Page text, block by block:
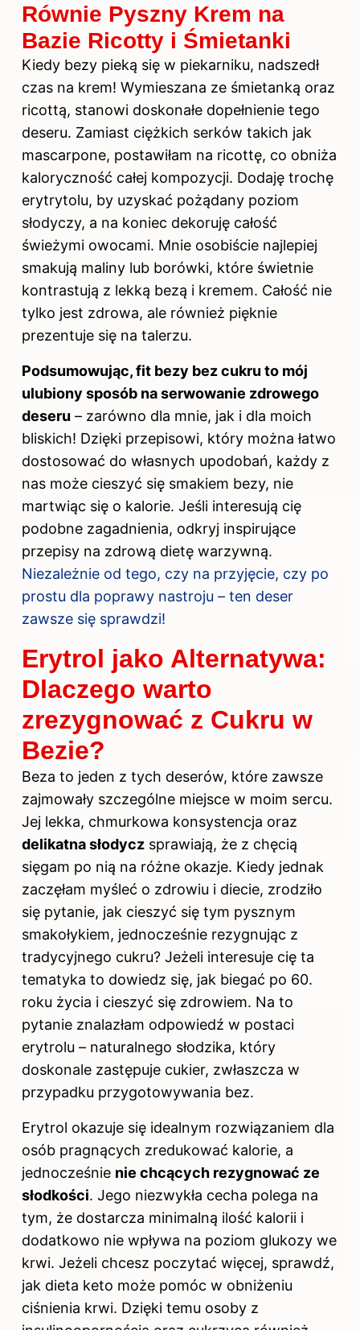
Równie Pyszny Krem na
Bazie Ricotty i Śmietanki
Kiedy bezy pieką się w piekarniku, nadszedł
czas na krem! Wymieszana ze śmietanką oraz
ricottą, stanowi doskonałe dopełnienie tego
deseru. Zamiast ciężkich serków takich jak
mascarpone, postawiłam na ricottę, co obniża
kaloryczność całej kompozycji. Dodaję trochę
erytrytolu, by uzyskać pożądany poziom
słodyczy, a na koniec dekoruję całość
świeżymi owocami. Mnie osobiście najlepiej
smakują maliny lub borówki, które świetnie
kontrastują z lekką bezą i kremem. Całość nie
tylko jest zdrowa, ale również pięknie
prezentuje się na talerzu.
Podsumowując, fit bezy bez cukru to mój
ulubiony sposób na serwowanie zdrowego
deseru – zarówno dla mnie, jak i dla moich
bliskich! Dzięki przepisowi, który można łatwo
dostosować do własnych upodobań, każdy z
nas może cieszyć się smakiem bezy, nie
martwiąc się o kalorie. Jeśli interesują cię
podobne zagadnienia, odkryj inspirujące
przepisy na zdrową dietę warzywną.
Niezależnie od tego, czy na przyjęcie, czy po
prostu dla poprawy nastroju – ten deser
zawsze się sprawdzi!
Erytrol jako Alternatywa:
Dlaczego warto
zrezygnować z Cukru w
Bezie?
Beza to jeden z tych deserów, które zawsze
zajmowały szczególne miejsce w moim sercu.
Jej lekka, chmurkowa konsystencja oraz
delikatna słodycz sprawiają, że z chęcią
sięgam po nią na różne okazje. Kiedy jednak
zaczęłam myśleć o zdrowiu i diecie, zrodziło
się pytanie, jak cieszyć się tym pysznym
smakołykiem, jednocześnie rezygnując z
tradycyjnego cukru? Jeżeli interesuje cię ta
tematyka to dowiedz się, jak biegać po 60.
roku życia i cieszyć się zdrowiem. Na to
pytanie znalazłam odpowiedź w postaci
erytrolu – naturalnego słodzika, który
doskonale zastępuje cukier, zwłaszcza w
przypadku przygotowywania bez.
Erytrol okazuje się idealnym rozwiązaniem dla
osób pragnących zredukować kalorie, a
jednocześnie nie chcących rezygnować ze
słodkości. Jego niezwykła cecha polega na
tym, że dostarcza minimalną ilość kalorii i
dodatkowo nie wpływa na poziom glukozy we
krwi. Jeżeli chcesz poczytać więcej, sprawdź,
jak dieta keto może pomóc w obniżeniu
ciśnienia krwi. Dzięki temu osoby z